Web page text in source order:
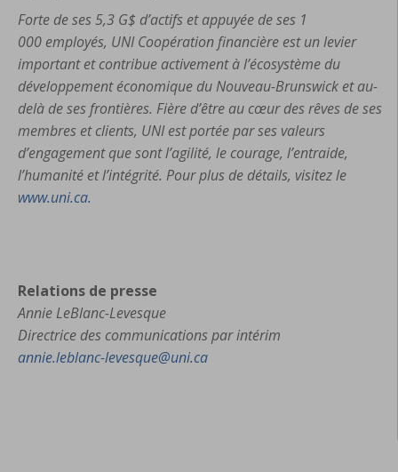
Forte de ses 5,3 G$ d’actifs et appuyée de ses 1
000 employés, UNI Coopération financière est un levier
important et contribue activement à l’écosystème du
développement économique du Nouveau-Brunswick et au-
delà de ses frontières. Fière d’être au cœur des rêves de ses
membres et clients, UNI est portée par ses valeurs
d’engagement que sont l’agilité, le courage, l’entraide,
l’humanité et l’intégrité. Pour plus de détails, visitez le
www.uni.ca.
Relations de presse
Annie LeBlanc-Levesque
Directrice des communications par intérim
annie.leblanc-levesque@uni.ca